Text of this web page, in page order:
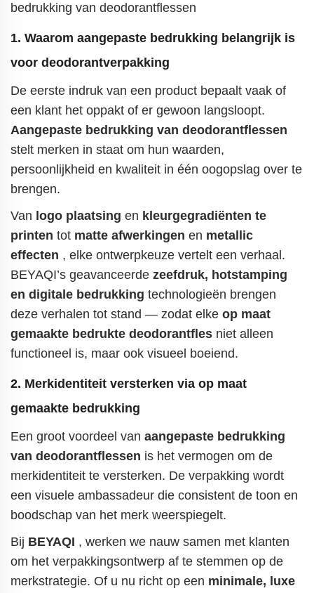
bedrukking van deodorantflessen
1. Waarom aangepaste bedrukking belangrijk is
voor deodorantverpakking
De eerste indruk van een product bepaalt vaak of
een klant het oppakt of er gewoon langsloopt.
Aangepaste bedrukking van deodorantflessen
stelt merken in staat om hun waarden,
persoonlijkheid en kwaliteit in één oogopslag over te
brengen.
Van logo plaatsing en kleurgegradiënten te
printen tot matte afwerkingen en metallic
effecten , elke ontwerpkeuze vertelt een verhaal.
BEYAQI’s geavanceerde zeefdruk, hotstamping
en digitale bedrukking technologieën brengen
deze verhalen tot stand — zodat elke op maat
gemaakte bedrukte deodorantfles niet alleen
functioneel is, maar ook visueel boeiend.
2. Merkidentiteit versterken via op maat
gemaakte bedrukking
Een groot voordeel van aangepaste bedrukking
van deodorantflessen is het vermogen om de
merkidentiteit te versterken. De verpakking wordt
een visuele ambassadeur die consistent de toon en
boodschap van het merk weerspiegelt.
Bij BEYAQI , werken we nauw samen met klanten
om het verpakkingsontwerp af te stemmen op de
merkstrategie. Of u nu richt op een minimale, luxe